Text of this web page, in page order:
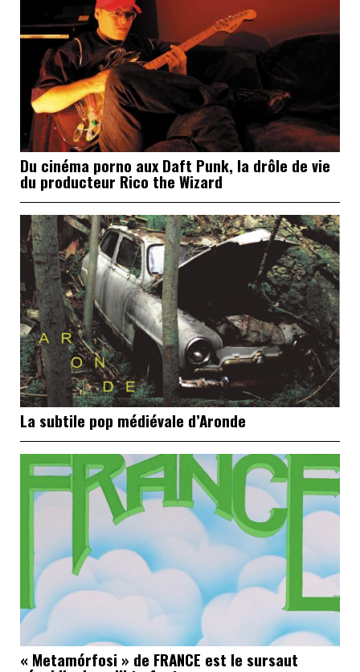
Du cinéma porno aux Daft Punk, la drôle de vie
du producteur Rico the Wizard
La subtile pop médiévale d’Aronde
« Metamórfosi » de FRANCE est le sursaut